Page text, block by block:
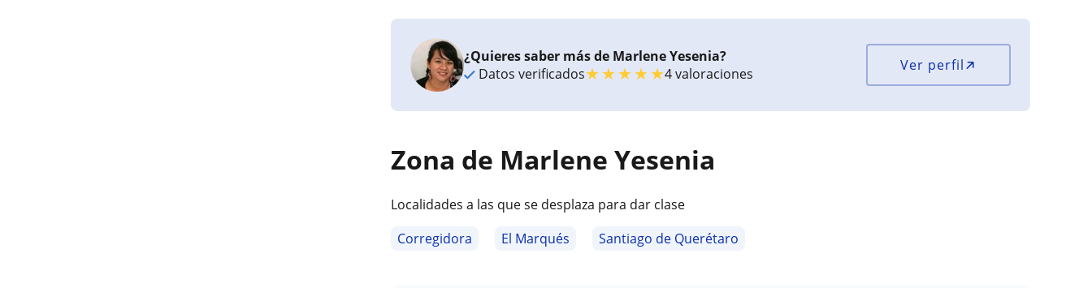
¿Quieres saber más de Marlene Yesenia?
Datos verificados★★★★★4 valoraciones Ver perfil
Zona de Marlene Yesenia
Localidades a las que se desplaza para dar clase
Corregidora
El Marqués Santiago de Querétaro